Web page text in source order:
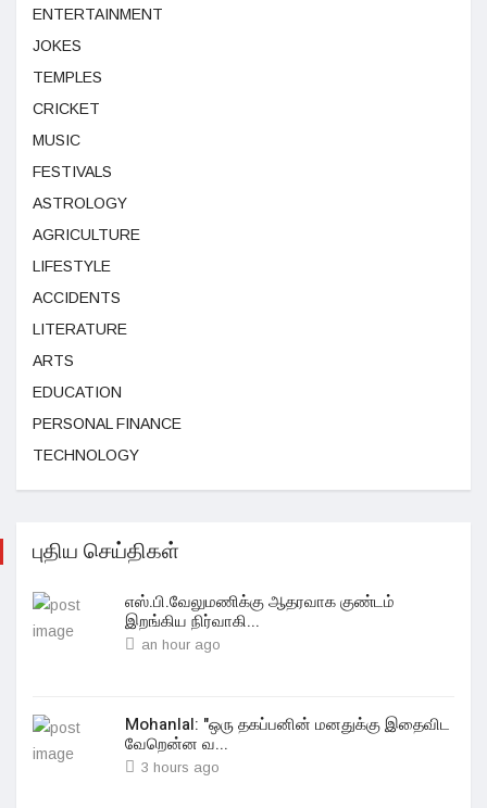
ENTERTAINMENT
JOKES
TEMPLES
CRICKET
MUSIC
FESTIVALS
ASTROLOGY
AGRICULTURE
LIFESTYLE
ACCIDENTS
LITERATURE
ARTS
EDUCATION
PERSONAL FINANCE
TECHNOLOGY
புதிய செய்திகள்
எஸ்.பி.வேலுமணிக்கு ஆதரவாக குண்டம்
இறங்கிய நிர்வாகி...
an hour ago
Mohanlal: "ஒரு தகப்பனின் மனதுக்கு இதைவிட
வேறென்ன வ...
3 hours ago